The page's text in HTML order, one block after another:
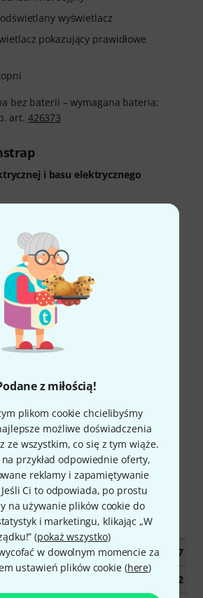
z miłością!
plikom cookie chcielibyśmy
możliwe doświadczenia
ze wszystkim, co się z tym wiąże.
przykład odpowiednie oferty,
reklamy i zapamiętywanie
Ci to odpowiada, po prostu
na używanie plików cookie do
i marketingu, klikając „W
(pokaż wszystko)
w dowolnym momencie za
ustawień plików cookie (here)
wyświetlacz
pokazujący prawidłowe
bez baterii – wymagana bateria:
art. 426373
i basu elektrycznego
skórą
< - > wtyczka jack 6,3 mm
6,0 mm
zwrotu pieniędzy
Thomann
Wrzesień 2017
422342